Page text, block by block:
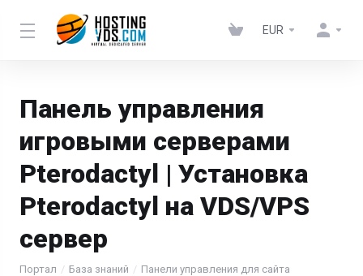
EUR
Панель управления
игровыми серверами
Pterodactyl | Установка
Pterodactyl на VDS/VPS
сервер
Портал База знаний
Панели управления для сайта